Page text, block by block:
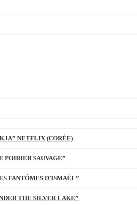
NETFLIX (CORÉE)
POIRIER SAUVAGE”
FANTÔMES D’ISMAËL”
THE SILVER LAKE”